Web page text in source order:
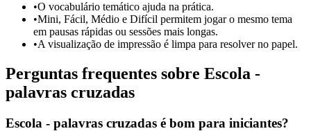
•O vocabulário temático ajuda na prática.
•Mini, Fácil, Médio e Difícil permitem jogar o mesmo tema
em pausas rápidas ou sessões mais longas.
•A visualização de impressão é limpa para resolver no papel.
Perguntas frequentes sobre Escola -
palavras cruzadas
Escola - palavras cruzadas é bom para iniciantes?